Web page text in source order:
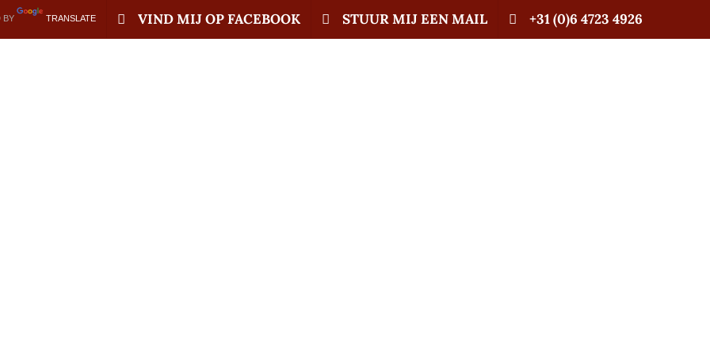
BY TRANSLATE VIND MIJ OP FACEBOOK STUUR MIJ EEN MAIL +31 (0)6 4723 4926